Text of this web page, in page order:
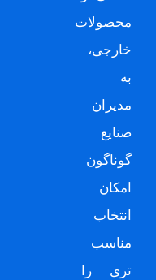
محصولات
خارجی،
به
مدیران
صنایع
گوناگون
امکان
انتخاب
مناسب
تری را